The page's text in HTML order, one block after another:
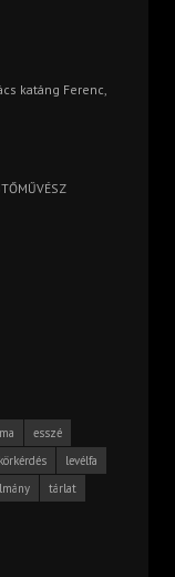
katáng Ferenc,
esszé
körkérdés
levélfa
tárlat